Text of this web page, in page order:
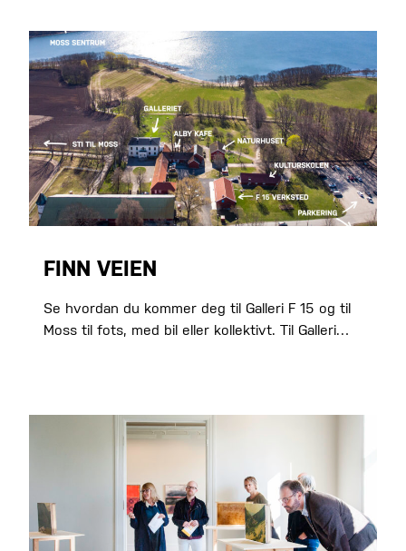
FINN VEIEN
Se hvordan du kommer deg til Galleri F 15 og til
Moss til fots, med bil eller kollektivt. Til Galleri…